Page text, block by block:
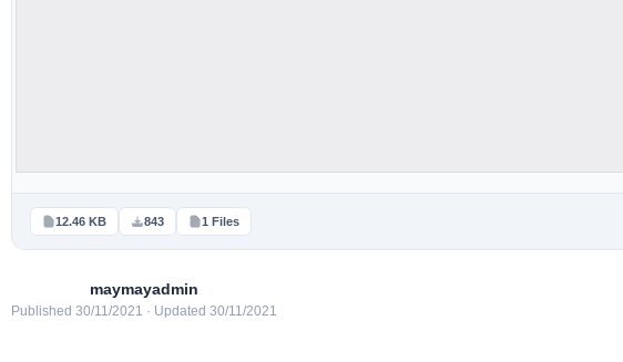
12.46 KB 843 1 Files
maymayadmin
Published 30/11/2021 · Updated 30/11/2021